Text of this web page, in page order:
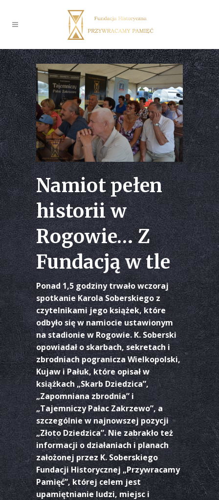
Namiot pełen
historii w
Rogowie… Z
Fundacją w tle
Ponad 1,5 godziny trwało wczoraj
spotkanie Karola Soberskiego z
czytelnikami jego książek, które
odbyło się w namiocie ustawionym
na stadionie w Rogowie. K. Soberski
opowiadał o skarbach, sekretach i
zbrodniach pogranicza Wielkopolski,
Kujaw i Pałuk, które opisał w
książkach „Skarb Dziedzica”,
„Zapomniana zbrodnia” i
„Tajemniczy Pałac Zakrzewo”, a
szczególnie w najnowszej pozycji
„Złoto Dziedzica”. Nie zabrakło też
informacji o działaniach i planach
założonej przez K. Soberskiego
Fundacji Historycznej „Przywracamy
Pamięć”, której celem jest
upamiętnianie ludzi, miejsc i